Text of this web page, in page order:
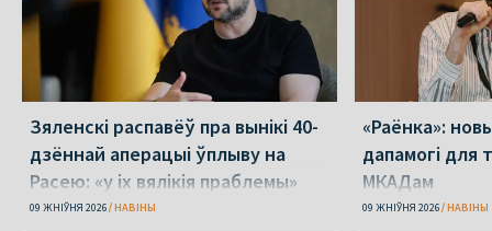
Зяленскі распавёў пра вынікі 40-
дзённай аперацыі ўплыву на
Расею: «у іх вялікія праблемы»
09 ЖНІЎНЯ 2026 НАВІНЫ
«Раёнка»:
дапамогі для
МКАДам
09 ЖНІЎНЯ 2026 НАВІНЫ